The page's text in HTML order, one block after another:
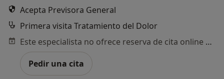
Acepta Previsora General
Primera visita Tratamiento del Dolor
Este especialista no ofrece reserva de cita online en esta dirección.
Pedir una cita